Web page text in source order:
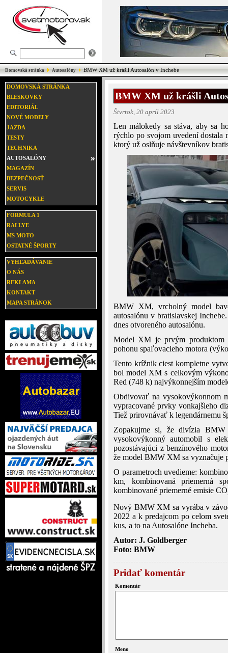
Domovská stránka Autosalóny BMW XM už krášli Autosalón v Inchebe
DOMOVSKÁ STRÁNKA
BLESKOVKY
EDITORIÁL
NOVÉ MODELY
JAZDA
TESTY
TECHNIKA
AUTOSALÓNY
MAGAZÍN
BEZPEČNOSŤ
SERVIS
MOTOCYKLE
FORMULA 1
RALLYE
MS MOTO
OSTATNÉ ŠPORTY
VYHĽADÁVANIE
O NÁS
REKLAMA
KONTAKT
MAPA STRÁNOK
BMW XM už krášli
Štvrtok, 20 apríl 2023
Len málokedy sa stáva, aby sa
rýchlo po svojom uvedení
ktorý už oslňuje návštevníkov
BMW XM, vrcholný model
autosalónu v bratislavskej
dnes otvoreného autosalónu.
Model XM je prvým
pohonu spaľovacieho motora
Tento krížnik ciest kompletne
bol model XM s celkovým
Red (748 k) najvýkonnejším
Obdivovať na vysokovýkonnom
vypracované prvky vonkajšieho
Tiež prirovnávať k legendárnemu
Zopakujme si, že divízia
vysokovýkonný automobil s
pozostávajúci z benzínového
že model BMW XM sa vyznačuje
O parametroch uvedieme:
km, kombinovaná priemerná
kombinované priemerné emisie CO
Nový BMW XM sa vyrába v
2022 a k predajcom po celom
kus, a to na Autosalóne Incheba.
Autor: J. Goldberger
Foto: BMW
Pridať komentár
Komentár
Meno